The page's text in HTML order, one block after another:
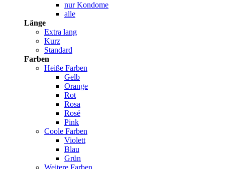
nur Kondome
alle
Länge
Extra lang
Kurz
Standard
Farben
Heiße Farben
Gelb
Orange
Rot
Rosa
Rosé
Pink
Coole Farben
Violett
Blau
Grün
Weitere Farben